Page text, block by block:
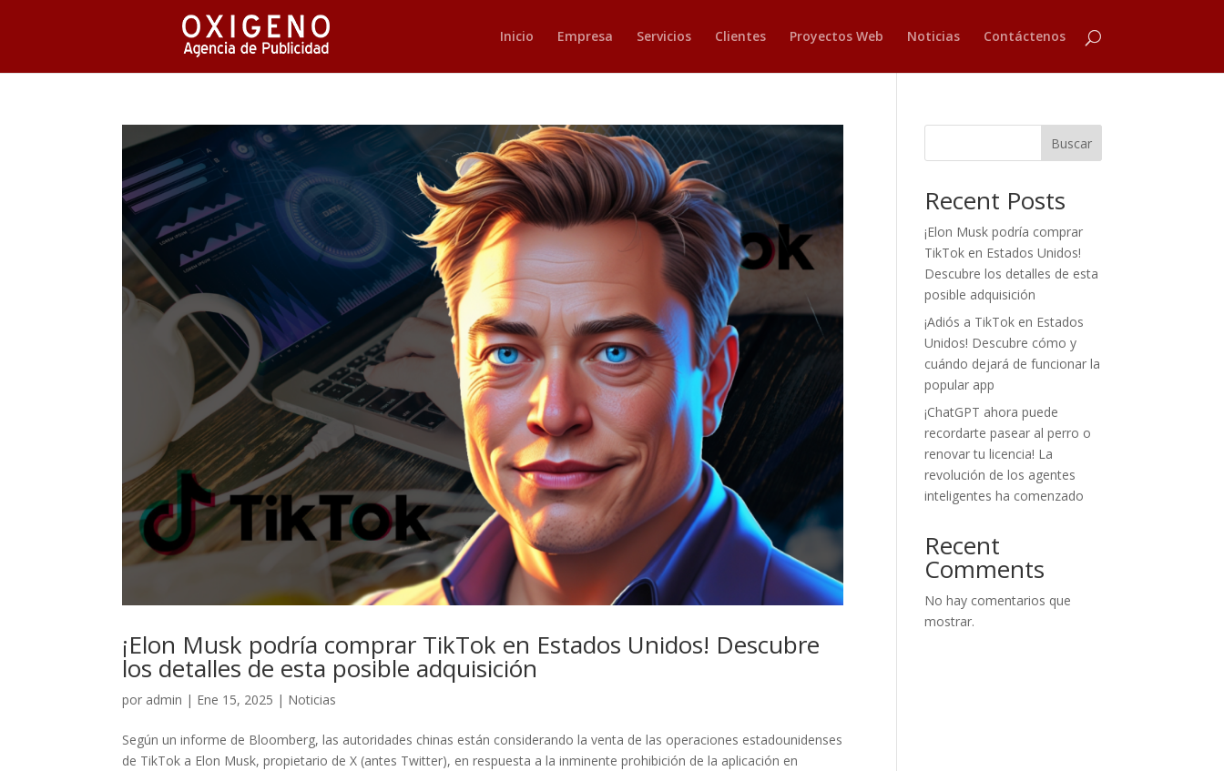
Inicio Empresa Servicios Clientes Proyectos Web Noticias Contáctenos
¡Elon Musk podría comprar TikTok en Estados Unidos! Descubre
los detalles de esta posible adquisición
por admin | Ene 15, 2025 | Noticias
Según un informe de Bloomberg, las autoridades chinas están considerando la venta de las operaciones estadounidenses
de TikTok a Elon Musk, propietario de X (antes Twitter), en respuesta a la inminente prohibición de la aplicación en
Buscar
Recent Posts
¡Elon Musk podría comprar
TikTok en Estados Unidos!
Descubre los detalles de esta
posible adquisición
¡Adiós a TikTok en Estados
Unidos! Descubre cómo y
cuándo dejará de funcionar la
popular app
¡ChatGPT ahora puede
recordarte pasear al perro o
renovar tu licencia! La
revolución de los agentes
inteligentes ha comenzado
Recent
Comments
No hay comentarios que
mostrar.